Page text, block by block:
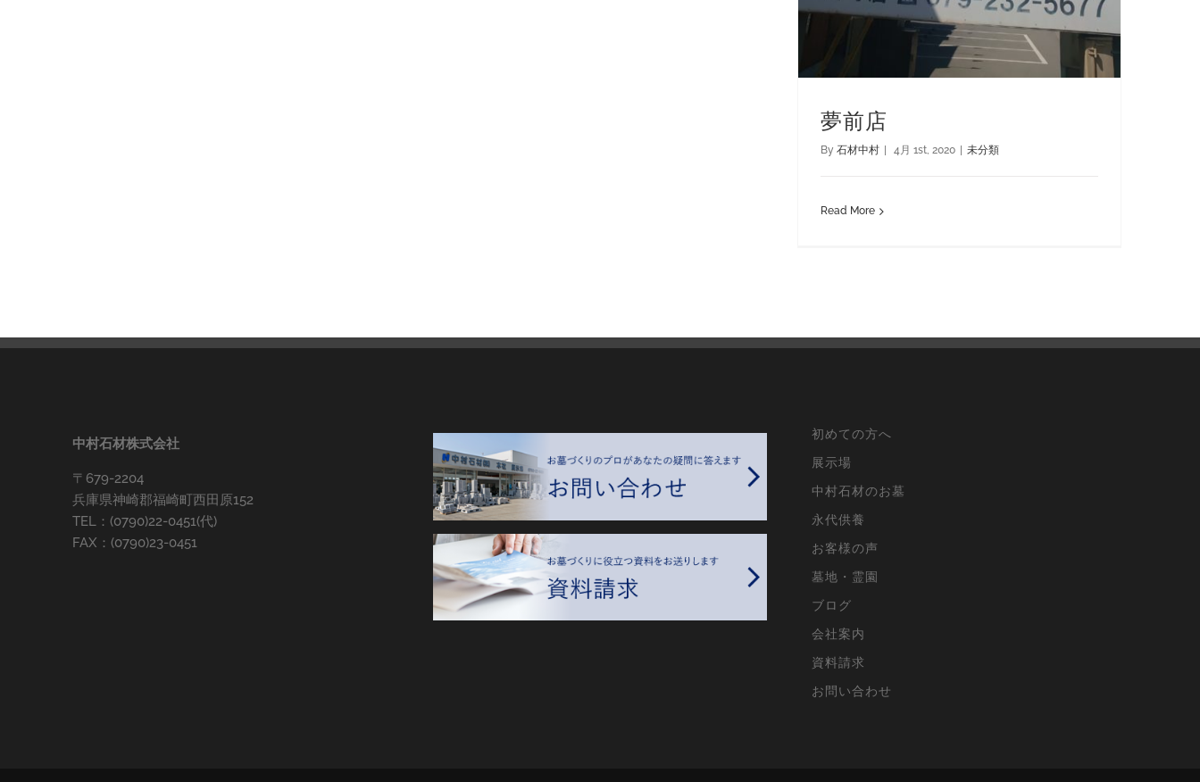
夢前店
By 石材中村 4月 1st, 2020 未分類
Read More
中村石材株式会社
〒679-2204
兵庫県神崎郡福崎町西田原152
TEL：(0790)22-0451(代)
FAX：(0790)23-0451
初めての方へ
展示場
中村石材のお墓
永代供養
お客様の声
墓地・霊園
ブログ
会社案内
資料請求
お問い合わせ